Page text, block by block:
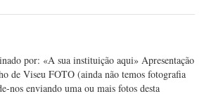
por: «A sua instituição aqui» Apresentação
de Viseu FOTO (ainda não temos fotografia
nos enviando uma ou mais fotos desta